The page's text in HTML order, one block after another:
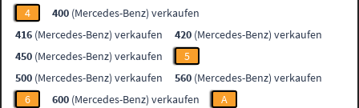
4
400 (Mercedes-Benz) verkaufen
416 (Mercedes-Benz) verkaufen 420 (Mercedes-Benz) verkaufen
450 (Mercedes-Benz) verkaufen
5
500 (Mercedes-Benz) verkaufen 560 (Mercedes-Benz) verkaufen
6
600 (Mercedes-Benz) verkaufen
A